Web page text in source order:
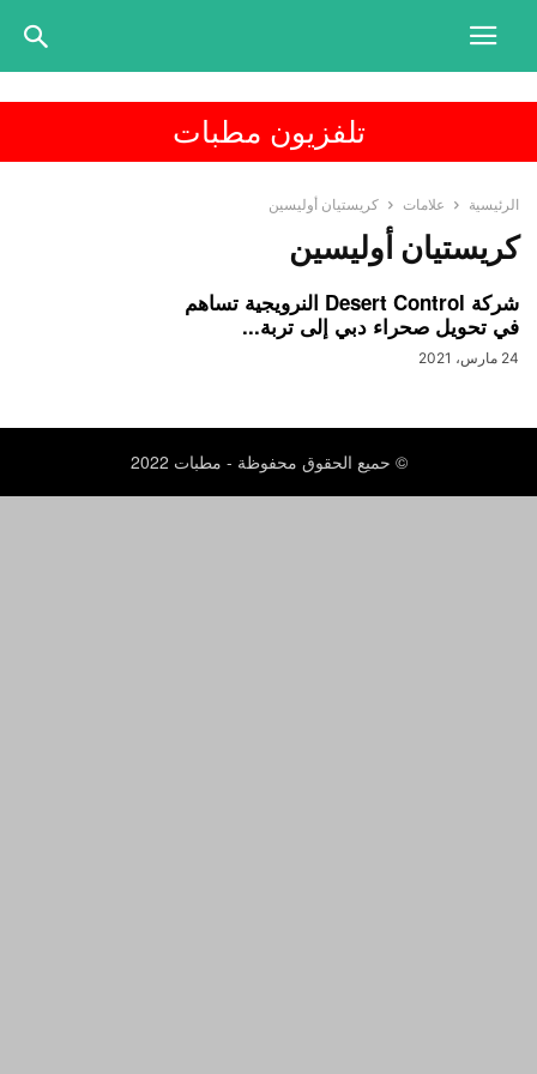
تلفزيون مطبات
الرئيسية علامات كريستيان أوليسين
كريستيان أوليسين
شركة Desert Control النرويجية تساهم
في تحويل صحراء دبي إلى تربة...
24 مارس، 2021
© حميع الحقوق محفوظة - مطبات 2022